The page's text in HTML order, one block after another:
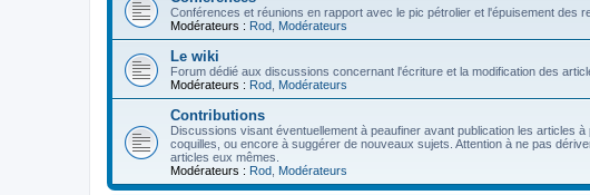
Conférences et réunions en rapport avec le pic pétrolier et l'épuisement des
Modérateurs : Rod Modérateurs
Le wiki
Forum dédié aux discussions concernant l'écriture et la modification des
Modérateurs : Rod Modérateurs
Contributions
Discussions visant éventuellement à peaufiner avant publication les articles
coquilles, ou encore à suggérer de nouveaux sujets. Attention à ne pas
articles eux mêmes.
Modérateurs : Rod Modérateurs